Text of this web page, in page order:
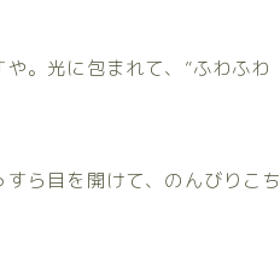
。光に包まれて、”ふわふわ
ら目を開けて、のんびりこち